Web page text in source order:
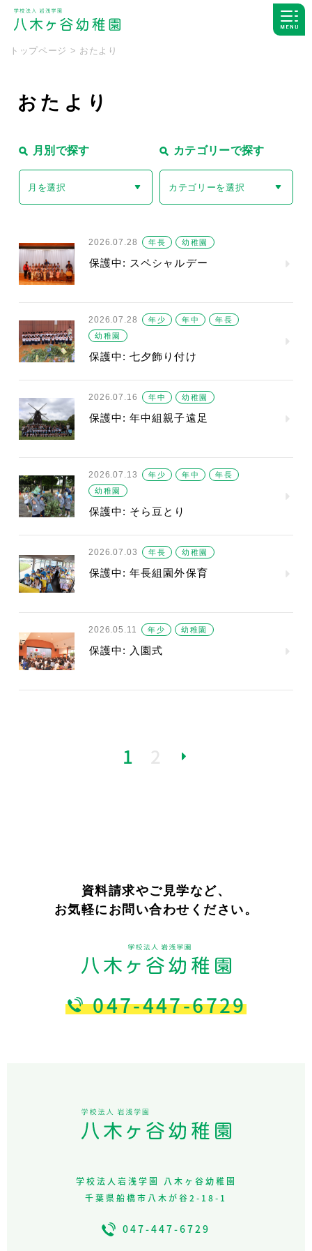
トップページ > おたより
お た よ り
月別で探す
月を選択
カテゴリーで探す
カテゴリーを選択
2026.07.28 年長 幼稚園
保護中: スペシャルデー
2026.07.28 年少 年中
年長
幼稚園
保護中: 七夕飾り付け
2026.07.16 年中 幼稚園
保護中: 年中組親子遠足
2026.07.13 年少 年中
年長
幼稚園
保護中: そら豆とり
2026.07.03 年長 幼稚園
保護中: 年長組園外保育
2026.05.11 年少 幼稚園
保護中: 入園式
1 2 »
資料請求やご見学など、
お気軽にお問い合わせください。
047-447-6729
学校法人岩浅学園 八木ヶ谷幼稚園
千葉県船橋市八木が谷2-18-1
047-447-6729